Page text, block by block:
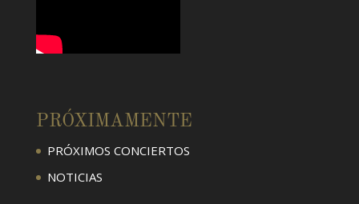
PRÓXIMAMENTE
PRÓXIMOS CONCIERTOS
NOTICIAS